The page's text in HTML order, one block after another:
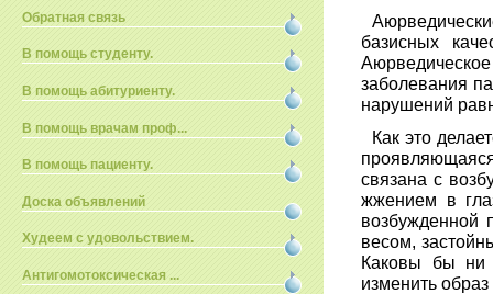
Обратная связь
В помощь студенту.
В помощь абитуриенту.
В помощь врачам проф...
В помощь пациенту.
Доска объявлений
Худеем с удовольствием.
Антигомотоксическая ...
базисных
заболевания
нарушений
Как это
связана с
жжением в
возбужденной
весом,
Каковы бы ни
изменить